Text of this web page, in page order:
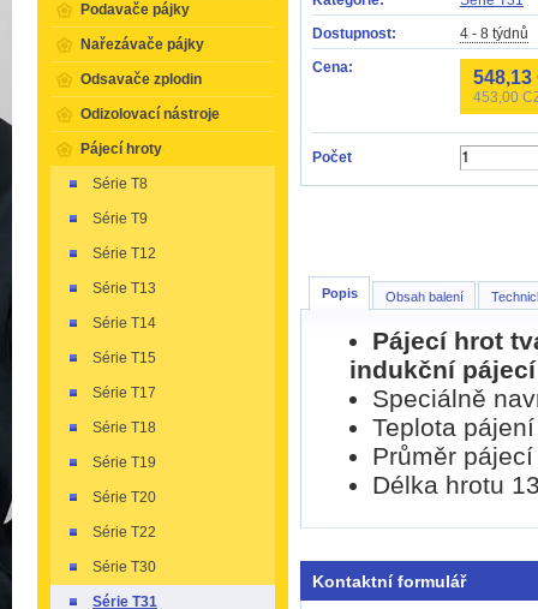
Dostupnost:
4 - 8 týdnů
Cena:
548,13
453,00
Počet
Popis Obsah balení
Pájecí hrot
indukční
Speciálně
Teplota pájení
Průměr
Délka hrotu
Kontaktní formulář
Podavače pájky
Nařezávače pájky
Odsavače zplodin
Odizolovací nástroje
Pájecí hroty
Série T8
Série T9
Série T12
Série T13
Série T14
Série T15
Série T17
Série T18
Série T19
Série T20
Série T22
Série T30
Série T31